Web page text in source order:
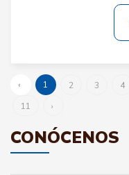
‹ 1 2 3 4
11
›
CONÓCENOS